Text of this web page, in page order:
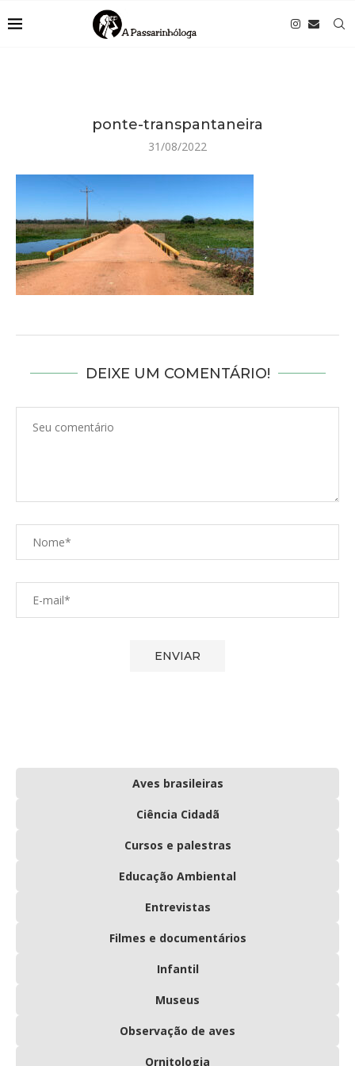
ponte-transpantaneira
31/08/2022
DEIXE UM COMENTÁRIO!
Aves brasileiras
Ciência Cidadã
Cursos e palestras
Educação Ambiental
Entrevistas
Filmes e documentários
Infantil
Museus
Observação de aves
Ornitologia